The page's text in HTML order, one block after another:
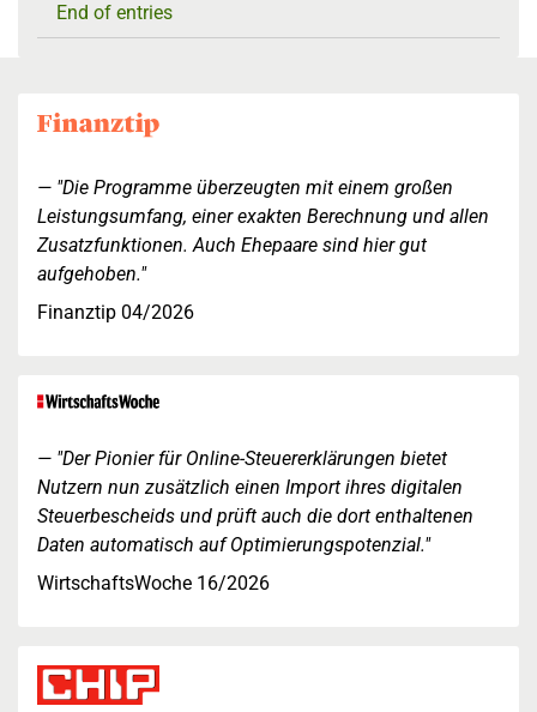
End of entries
"Die Programme überzeugten mit einem großen
Leistungsumfang, einer exakten Berechnung und allen
Zusatzfunktionen. Auch Ehepaare sind hier gut
aufgehoben."
Finanztip 04/2026
"Der Pionier für Online-Steuererklärungen bietet
Nutzern nun zusätzlich einen Import ihres digitalen
Steuerbescheids und prüft auch die dort enthaltenen
Daten automatisch auf Optimierungspotenzial."
WirtschaftsWoche 16/2026